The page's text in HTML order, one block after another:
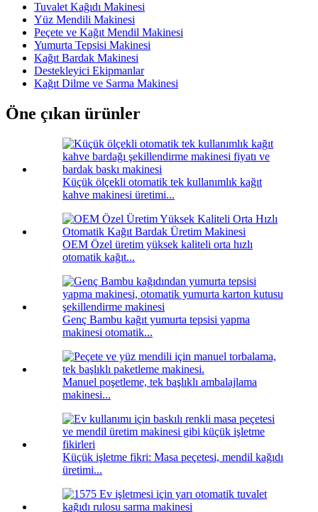
Tuvalet Kağıdı Makinesi
Yüz Mendili Makinesi
Peçete ve Kağıt Mendil Makinesi
Yumurta Tepsisi Makinesi
Kağıt Bardak Makinesi
Destekleyici Ekipmanlar
Kağıt Dilme ve Sarma Makinesi
Öne çıkan ürünler
Küçük ölçekli otomatik tek kullanımlık kağıt
kahve makinesi üretimi...
OEM Özel üretim yüksek kaliteli orta hızlı
otomatik kağıt...
Genç Bambu kağıt yumurta tepsisi yapma
makinesi otomatik...
Manuel poşetleme, tek başlıklı ambalajlama
makinesi...
Küçük işletme fikri: Masa peçetesi, mendil kağıdı
üretimi...